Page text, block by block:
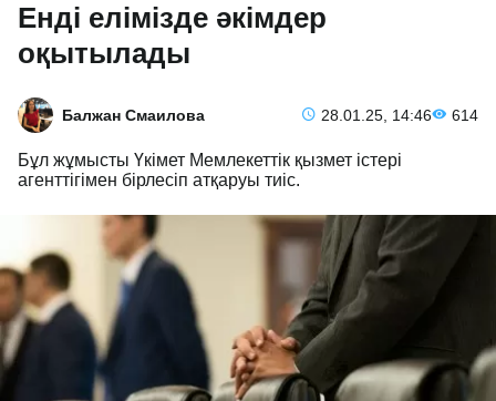
Енді елімізде әкімдер
оқытылады
Балжан Смаилова 28.01.25, 14:46 614
Бұл жұмысты Үкімет Мемлекеттік қызмет істері
агенттігімен бірлесіп атқаруы тиіс.